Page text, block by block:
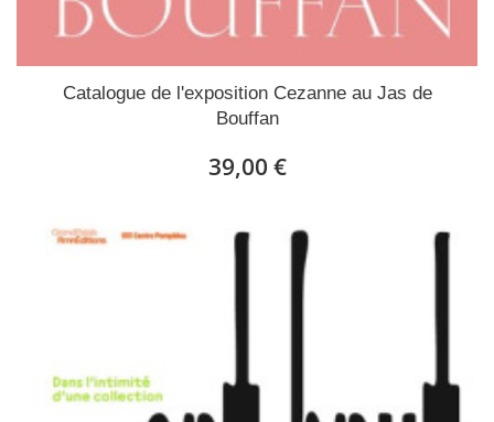
Catalogue de l'exposition Cezanne au Jas de
Bouffan
39,00 €